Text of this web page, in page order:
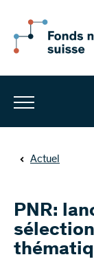
Actuel
PNR: